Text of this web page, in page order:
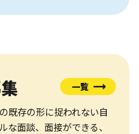
一覧
既存の形に捉われない自
な面談、面接ができる、